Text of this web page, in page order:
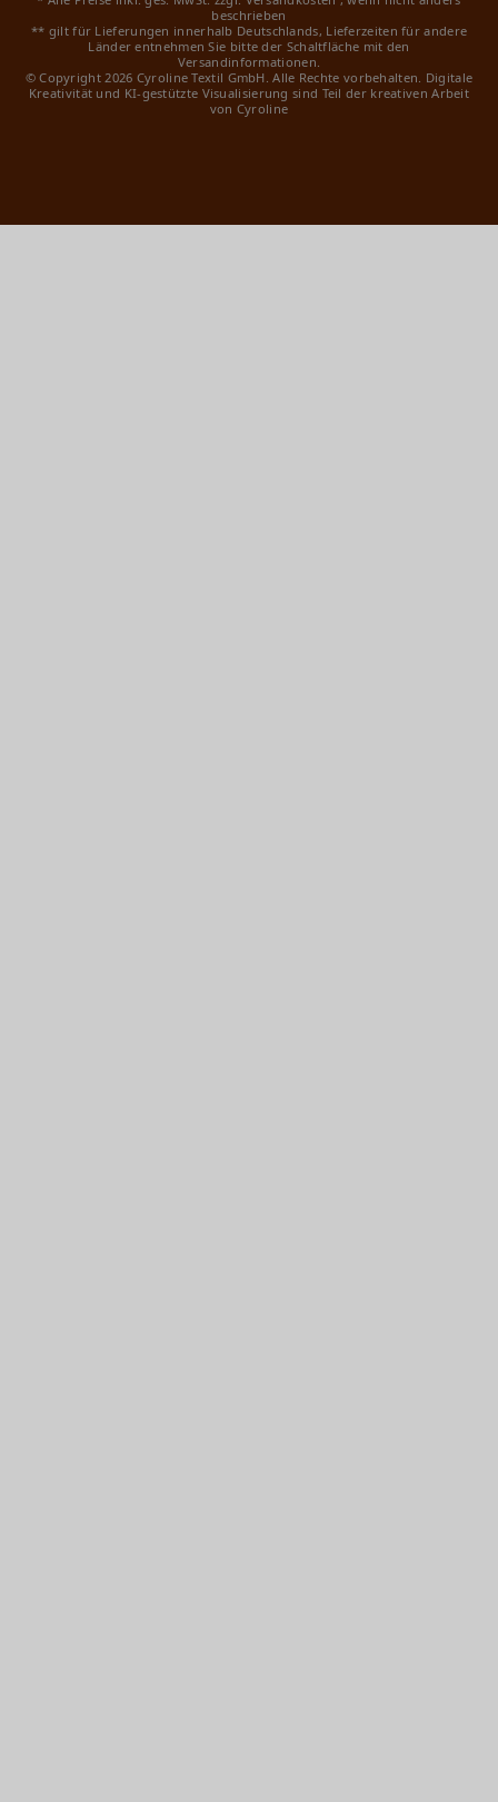
beschrieben
** gilt für Lieferungen innerhalb Deutschlands, Lieferzeiten für andere
Länder entnehmen Sie bitte der Schaltfläche mit den
Versandinformationen.
© Copyright 2026 Cyroline Textil GmbH. Alle Rechte vorbehalten. Digitale
Kreativität und KI-gestützte Visualisierung sind Teil der kreativen Arbeit
von Cyroline